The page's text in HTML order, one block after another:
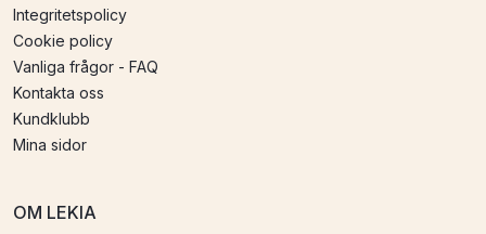
Integritetspolicy
Cookie policy
Vanliga frågor - FAQ
Kontakta oss
Kundklubb
Mina sidor
OM LEKIA